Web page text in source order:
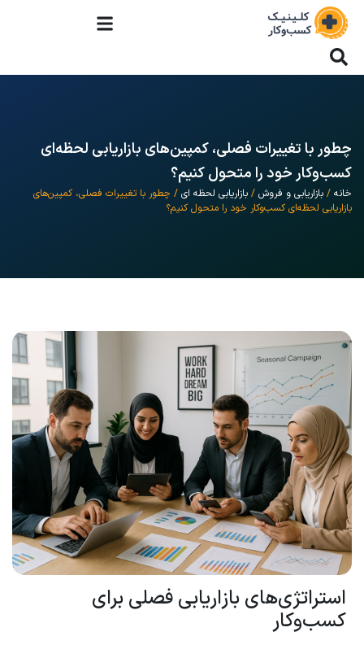
چطور با تغییرات فصلی، کمپین‌های بازاریابی لحظه‌ای
کسب‌وکار خود را متحول کنیم؟
خانه / بازاریابی و فروش / بازاریابی لحظه ای / چطور با تغییرات فصلی، کمپین‌های
بازاریابی لحظه‌ای کسب‌وکار خود را متحول کنیم؟
استراتژی‌های بازاریابی فصلی برای
کسب‌وکار